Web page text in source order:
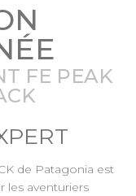
FE PEAK
de Patagonia est
les aventuriers